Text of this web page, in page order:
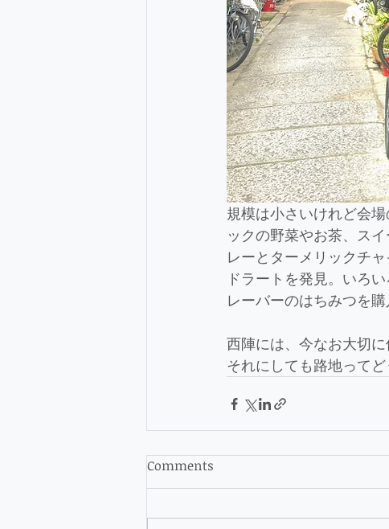
規模は小さいけれど会
ックの野菜やお茶、ス
レーとターメリックチ
ドラートを発見。いろ
レーバーのはちみつを購
西陣には、今なお大切
それにしても路地って
Comments